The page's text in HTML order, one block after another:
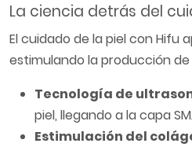
La ciencia detrás del
El cuidado de la piel con Hifu
estimulando la producción
Tecnología de
piel, llegando a la capa
Estimulación del